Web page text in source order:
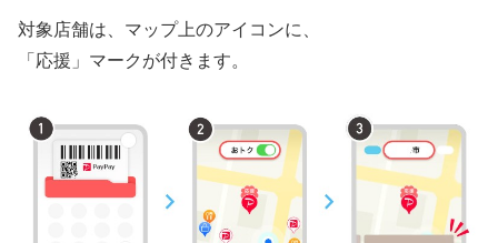
対象店舗は、マップ上のアイコンに、
「応援」マークが付きます。